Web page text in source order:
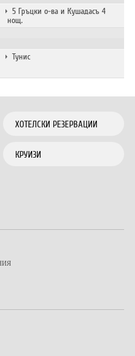
5 Гръцки о-ва и Кушадасъ 4
нощ.
Тунис
ХОТЕЛСКИ РЕЗЕРВАЦИИ
КРУИЗИ